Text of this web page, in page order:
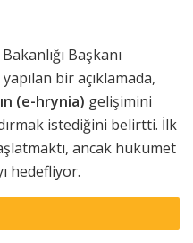
Başkanı
bir açıklamada,
(e-hrynia) gelişimini
istediğini belirtti. İlk
ancak hükümet
hedefliyor.